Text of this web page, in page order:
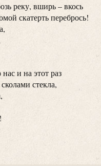
реку, вширь – вкось
скатерть перебрось!
и на этот раз
стекла,